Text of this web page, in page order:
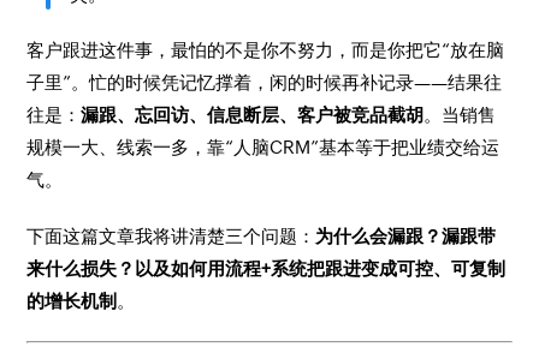
客户跟进这件事，最怕的不是你不努力，而是你把它“放在脑
子里”。忙的时候凭记忆撑着，闲的时候再补记录——结果往
往是：漏跟、忘回访、信息断层、客户被竞品截胡 。当销售
规模一大、线索一多，靠“人脑CRM”基本等于把业绩交给运
气。
下面这篇文章我将讲清楚三个问题： 为什么会漏跟？漏跟带
来什么损失？以及如何用流程+系统把跟进变成可控、可复制
的增长机制 。